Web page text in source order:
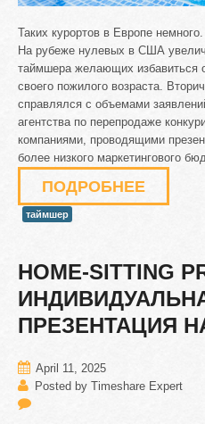
Таких курортов в Европе
На рубеже нулевых в США
таймшера желающих избавиться
своего пожилого возраста.
справлялся с объемами
агентства по перепродаже
компаниями, проводящими
более низкого маркетингового
ПОДРОБНЕЕ
таймшер
HOME-SITTING
ПРЕЗЕНТАЦИЯ
April 11, 2025
Posted by Timeshare Expert